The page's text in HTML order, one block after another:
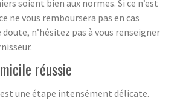
soient bien aux normes. Si ce n’est
ne vous remboursera pas en cas
doute, n’hésitez pas à vous renseigner
réussie
une étape intensément délicate.